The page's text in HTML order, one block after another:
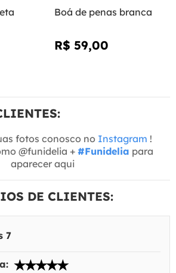
Boá de penas branca
R$ 59,00
fotos conosco no Instagram !
@funidelia + #Funidelia para
aparecer aqui
DE CLIENTES:
7